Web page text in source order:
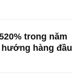
​​trong năm
hàng đầu